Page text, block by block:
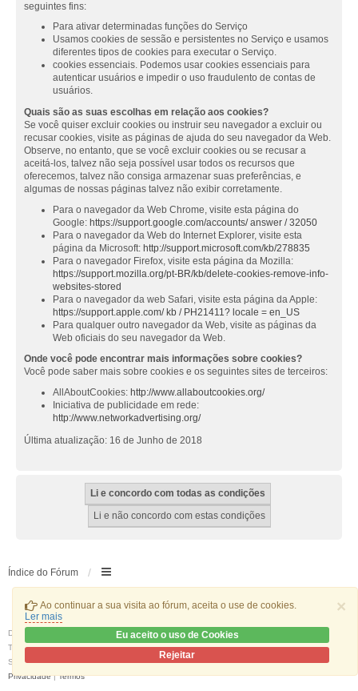
×
Ao continuar a sua visita ao fórum, aceita o use de cookies.
Ler mais
Eu aceito o uso de Cookies
Rejeitar
seguintes fins:
Para ativar determinadas funções do Serviço
Usamos cookies de sessão e persistentes no Serviço e usamos
diferentes tipos de cookies para executar o Serviço.
cookies essenciais. Podemos usar cookies essenciais para
autenticar usuários e impedir o uso fraudulento de contas de
usuários.
Quais são as suas escolhas em relação aos cookies?
Se você quiser excluir cookies ou instruir seu navegador a excluir ou
recusar cookies, visite as páginas de ajuda do seu navegador da Web.
Observe, no entanto, que se você excluir cookies ou se recusar a
aceitá-los, talvez não seja possível usar todos os recursos que
oferecemos, talvez não consiga armazenar suas preferências, e
algumas de nossas páginas talvez não exibir corretamente.
Para o navegador da Web Chrome, visite esta página do
Google: https://support.google.com/accounts/ answer / 32050
Para o navegador da Web do Internet Explorer, visite esta
página da Microsoft: http://support.microsoft.com/kb/278835
Para o navegador Firefox, visite esta página da Mozilla:
https://support.mozilla.org/pt-BR/kb/delete-cookies-remove-info-
websites-stored
Para o navegador da web Safari, visite esta página da Apple:
https://support.apple.com/ kb / PH21411? locale = en_US
Para qualquer outro navegador da Web, visite as páginas da
Web oficiais do seu navegador da Web.
Onde você pode encontrar mais informações sobre cookies?
Você pode saber mais sobre cookies e os seguintes sites de terceiros:
AllAboutCookies: http://www.allaboutcookies.org/
Iniciativa de publicidade em rede:
http://www.networkadvertising.org/
Última atualização: 16 de Junho de 2018
Índice do Fórum
Desenvolvido por
® Forum Software © phpBB Limited
Traduzido por:phpBB Portugal
Stylewe_universalcreated by INVENTEA & v12mike
Privacidade|Termos